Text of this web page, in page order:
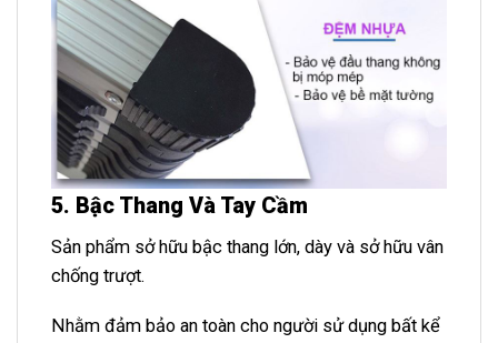
5. Bậc Thang Và Tay Cầm
Sản phẩm sở hữu bậc thang lớn, dày và sở hữu vân
chống trượt.
Nhằm đảm bảo an toàn cho người sử dụng bất kể